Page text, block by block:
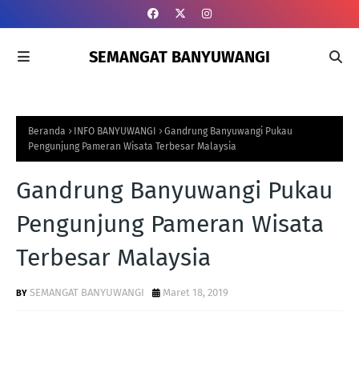
SEMANGAT BANYUWANGI
Beranda INFO BANYUWANGI
Gandrung Banyuwangi Pukau
Pengunjung Pameran Wisata Terbesar Malaysia
Gandrung Banyuwangi Pukau
Pengunjung Pameran Wisata
Terbesar Malaysia
SEMANGAT BANYUWANGI Maret 18, 2019